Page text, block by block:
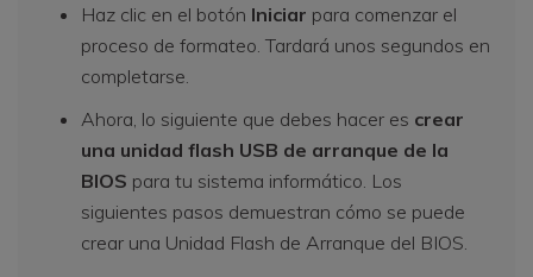
Haz clic en el botón Iniciar para comenzar el
proceso de formateo. Tardará unos segundos en
completarse.
Ahora, lo siguiente que debes hacer es crear
una unidad flash USB de arranque de la
BIOS para tu sistema informático. Los
siguientes pasos demuestran cómo se puede
crear una Unidad Flash de Arranque del BIOS.